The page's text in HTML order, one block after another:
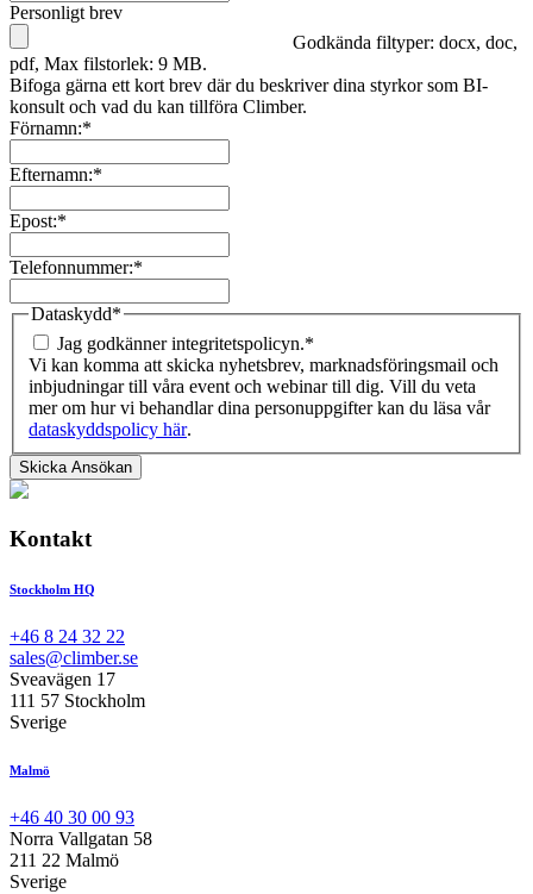
Personligt brev
Godkända filtyper: docx, doc,
pdf, Max filstorlek: 9 MB.
Bifoga gärna ett kort brev där du beskriver dina styrkor som BI-
konsult och vad du kan tillföra Climber.
Förnamn:*
Efternamn:*
Epost:*
Telefonnummer:*
Dataskydd*
Jag godkänner integritetspolicyn.*
Vi kan komma att skicka nyhetsbrev, marknadsföringsmail och
inbjudningar till våra event och webinar till dig. Vill du veta
mer om hur vi behandlar dina personuppgifter kan du läsa vår
dataskyddspolicy här.
Kontakt
Stockholm HQ
+46 8 24 32 22
sales@climber.se
Sveavägen 17
111 57 Stockholm
Sverige
Malmö
+46 40 30 00 93
Norra Vallgatan 58
211 22 Malmö
Sverige